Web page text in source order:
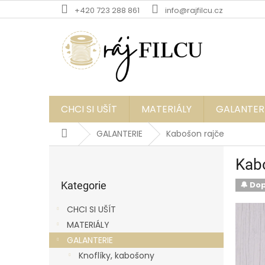
na
+420 723 288 861 info@rajfilcu.cz
CHCI SI UŠÍT MATERIÁLY
DomůGALANTERIE Kabošon rajče
n
kategorie
Kategorie
CHCI SI UŠÍT
MATERIÁLY
GALANTERIE
Knoflíky, kabošony
🔔